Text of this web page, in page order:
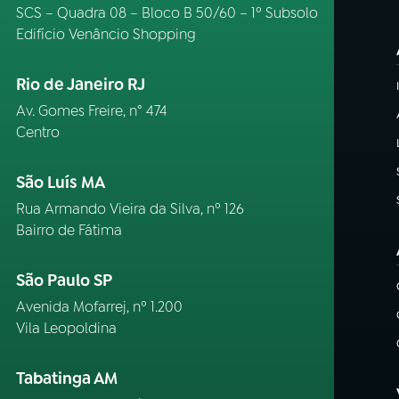
SCS – Quadra 08 – Bloco B 50/60 – 1º Subsolo
Edifício Venâncio Shopping
Rio de Janeiro RJ
Av. Gomes Freire, n° 474
Centro
São Luís MA
Rua Armando Vieira da Silva, nº 126
Bairro de Fátima
São Paulo SP
Avenida Mofarrej, nº 1.200
Vila Leopoldina
Tabatinga AM